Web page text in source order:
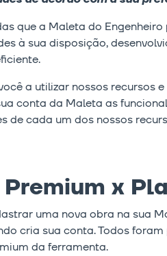
que a Maleta do
à sua disposição,
a utilizar nossos recursos
conta da Maleta as
de cada um dos nossos
x
uma nova obra na sua
cria sua conta. Todos
da ferramenta.